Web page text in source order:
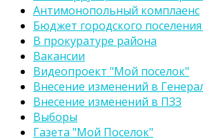
Антимонопольный комплаенс
Бюджет городского
В прокуратуре района
Вакансии
Видеопроект "Мой поселок"
Внесение изменений в
Внесение изменений в ПЗЗ
Выборы
Газета "Мой Поселок"